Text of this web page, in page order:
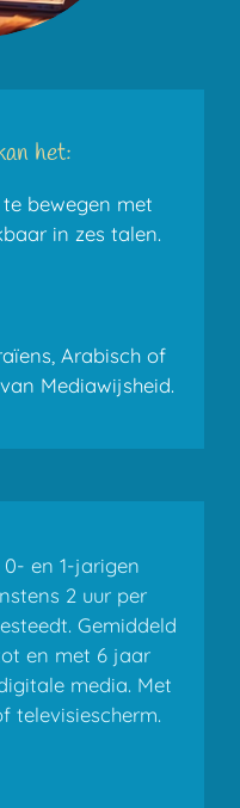
het:
bewegen met
in zes talen.
Arabisch of
van Mediawijsheid.
en 1-jarigen
2 uur per
Gemiddeld
en met 6 jaar
media. Met
televisiescherm.